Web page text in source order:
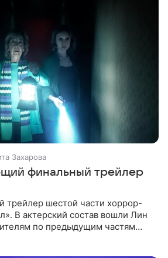
Захарова
финальный трейлер
трейлер шестой части хоррор-
В актерский состав вошли Лин
по предыдущим частям